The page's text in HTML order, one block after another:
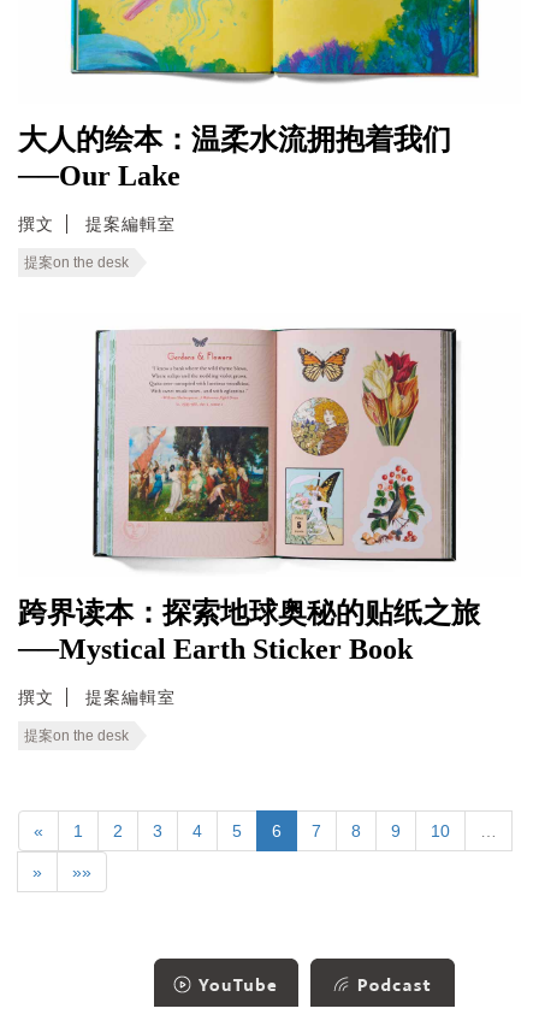
大人的绘本：温柔水流拥抱着我们
──Our Lake
撰文 提案編輯室
提案on the desk
跨界读本：探索地球奥秘的贴纸之旅
──Mystical Earth Sticker Book
撰文 提案編輯室
提案on the desk
« 1 2 3 4 5 6 7 8 9 10
» »»